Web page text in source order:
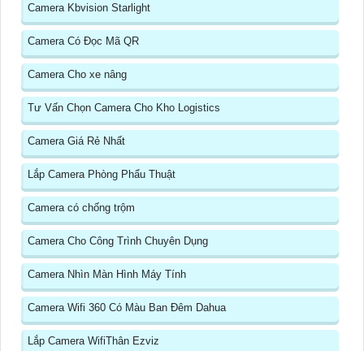
Camera Kbvision Starlight
Camera Có Đọc Mã QR
Camera Cho xe nâng
Tư Vấn Chọn Camera Cho Kho Logistics
Camera Giá Rẻ Nhất
Lắp Camera Phòng Phẩu Thuật
Camera có chống trộm
Camera Cho Công Trình Chuyên Dụng
Camera Nhìn Màn Hình Máy Tính
Camera Wifi 360 Có Màu Ban Đêm Dahua
Lắp Camera WifiThân Ezviz